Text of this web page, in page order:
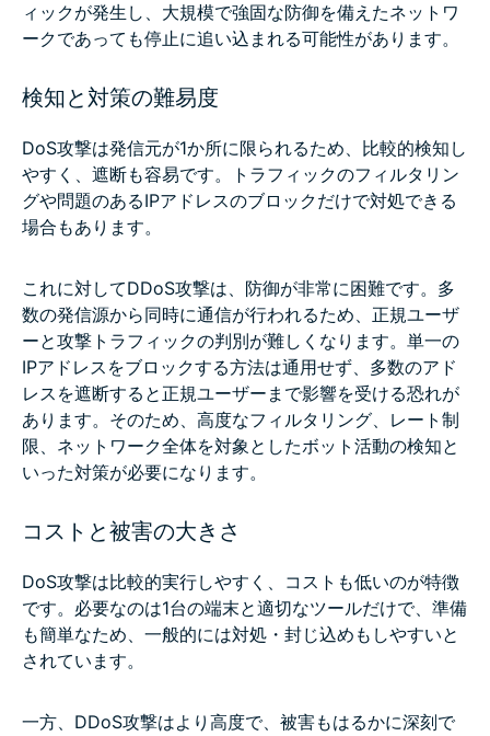
ィックが発生し、大規模で強固な防御を備えたネットワ
ークであっても停止に追い込まれる可能性があります。
検知と対策の難易度
DoS攻撃は発信元が1か所に限られるため、比較的検知し
やすく、遮断も容易です。トラフィックのフィルタリン
グや問題のあるIPアドレスのブロックだけで対処できる
場合もあります。
これに対してDDoS攻撃は、防御が非常に困難です。多
数の発信源から同時に通信が行われるため、正規ユーザ
ーと攻撃トラフィックの判別が難しくなります。単一の
IPアドレスをブロックする方法は通用せず、多数のアド
レスを遮断すると正規ユーザーまで影響を受ける恐れが
あります。そのため、高度なフィルタリング、レート制
限、ネットワーク全体を対象としたボット活動の検知と
いった対策が必要になります。
コストと被害の大きさ
DoS攻撃は比較的実行しやすく、コストも低いのが特徴
です。必要なのは1台の端末と適切なツールだけで、準備
も簡単なため、一般的には対処・封じ込めもしやすいと
されています。
一方、DDoS攻撃はより高度で、被害もはるかに深刻で